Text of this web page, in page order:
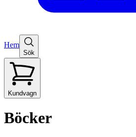
Hem
Sök
Kundvagn
Böcker